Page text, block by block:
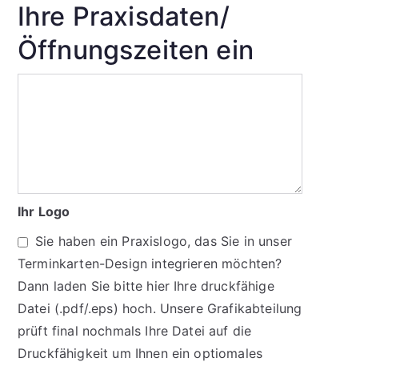
Ihre Praxisdaten/
Öffnungszeiten ein
Ihr Logo
Sie haben ein Praxislogo, das Sie in unser
Terminkarten-Design integrieren möchten?
Dann laden Sie bitte hier Ihre druckfähige
Datei (.pdf/.eps) hoch. Unsere Grafikabteilung
prüft final nochmals Ihre Datei auf die
Druckfähigkeit um Ihnen ein optiomales